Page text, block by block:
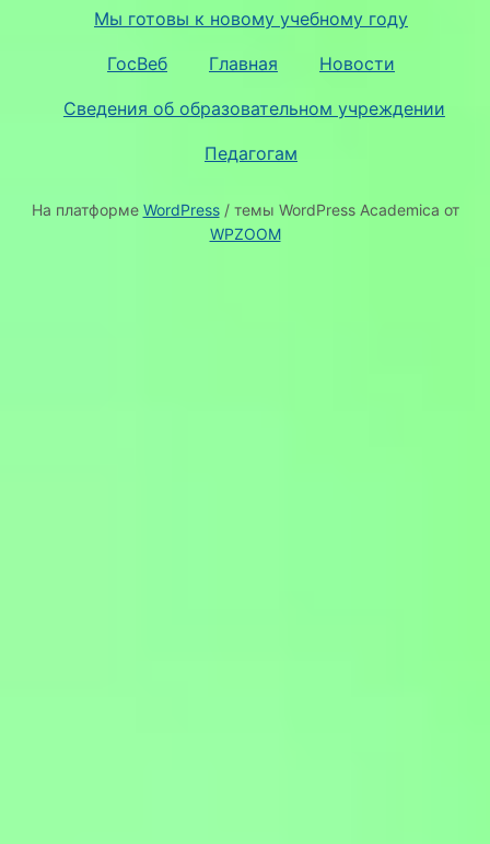
Мы готовы к новому учебному году
ГосВеб Главная Новости
Сведения об образовательном учреждении
Педагогам
На платформе WordPress/ темы WordPress Academica от
WPZOOM